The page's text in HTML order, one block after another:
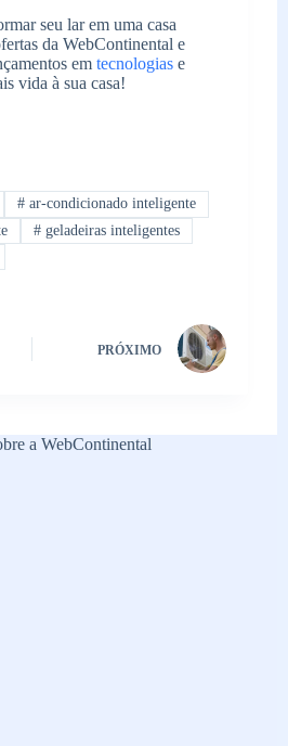
seu lar em uma casa
da WebContinental e
em tecnologias e
vida à sua casa!
#ar-condicionado inteligente
#geladeiras inteligentes
PRÓXIMO
a WebContinental